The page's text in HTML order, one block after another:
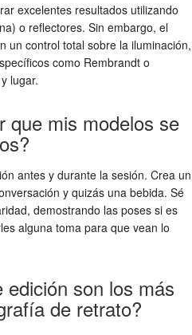
excelentes resultados utilizando
o reflectores. Sin embargo, el
un control total sobre la iluminación,
como Rembrandt o
lugar.
que mis modelos se
antes y durante la sesión. Crea un
y quizás una bebida. Sé
demostrando las poses si es
alguna toma para que vean lo
son los más
de retrato?